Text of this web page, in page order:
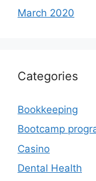
March 2020
Categories
Bookkeeping
Bootcamp
Casino
Dental Health